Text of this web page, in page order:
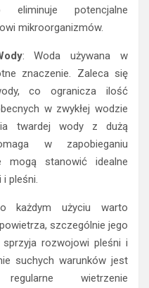
eliminuje potencjalne
mikroorganizmów.
: Woda używana w
znaczenie. Zaleca się
co ogranicza ilość
w zwykłej wodzie
twardej wody z dużą
w zapobieganiu
mogą stanowić idealne
pleśni.
każdym użyciu warto
szczególnie jego
rozwojowi pleśni i
suchych warunków jest
wietrzenie